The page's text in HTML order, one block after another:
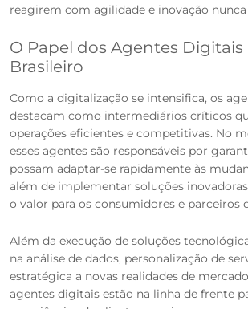
reagirem com agilidade e inovação
O Papel dos Agentes
Brasileiro
Como a digitalização se intensifica, os
destacam como intermediários críticos
operações eficientes e competitivas. No
esses agentes são responsáveis por
possam adaptar-se rapidamente às
além de implementar soluções
o valor para os consumidores e parceiros
Além da execução de soluções
na análise de dados, personalização de
estratégica a novas realidades de
agentes digitais estão na linha de frente